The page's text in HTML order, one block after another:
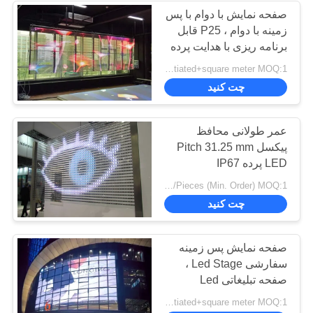
حریم
خصوصی
نمایشگر LED
سرویس جلو
15
پرده نمایش LED
10
صفحه نمایش با دوام با پس
زمینه با دوام ، P25 قابل
برنامه ریزی با هدایت پرده
از بین رفته گرمای خودکار
USD+To be negotiated+square meter MOQ:1 متر مربع
چت کنید
عمر طولانی محافظ
پیکسل Pitch 31.25 mm
LED پرده IP67
USD+To be negotiated+square meter | 1 Piece/Pieces (Min. Order) MOQ:1 قطعه/قطعه
چت کنید
صفحه نمایش پس زمینه
سفارشی Led Stage ،
صفحه تبلیغاتی Led
31.25mm Pixel Pitch
USD+To be negotiated+square meter MOQ:1 متر مربع